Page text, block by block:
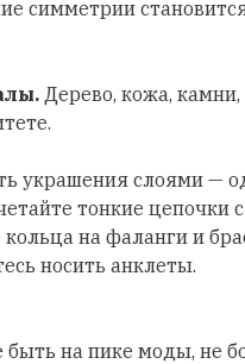
симметрии
Дерево, кожа,
украшения слоями —
тонкие цепочки
на фаланги и
носить анклеты.
быть на пике моды, не